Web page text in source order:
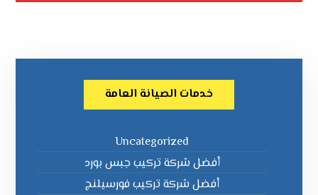
خدمات الصيانة العامة
Uncategorized
أفضل شركة تركيب جبس بورد
أفضل شركة تركيب فورسيلنج